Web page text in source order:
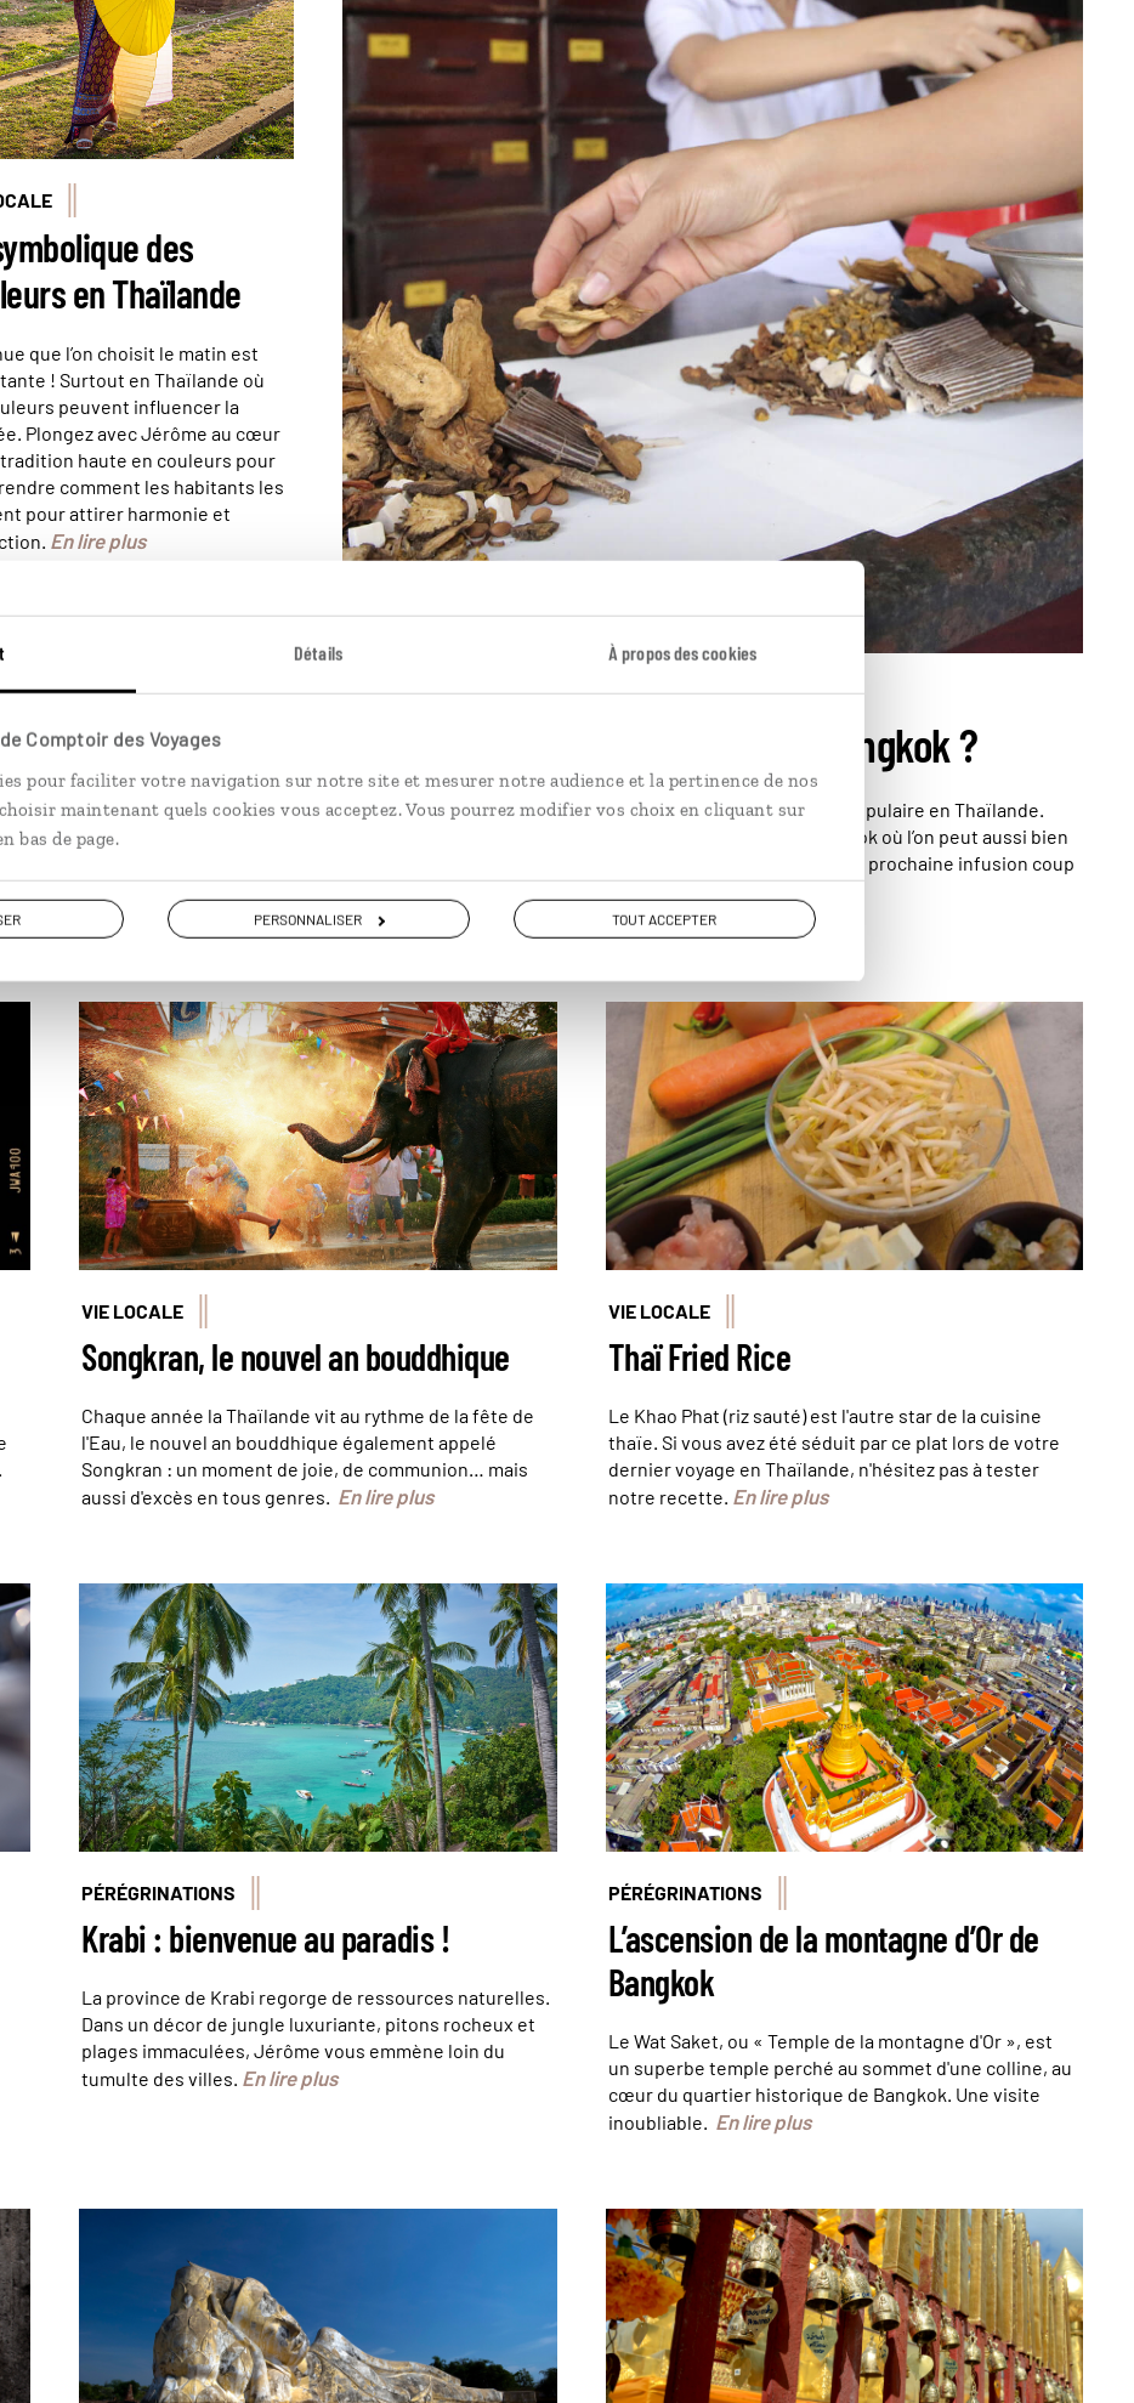
Détails À propos des cookies
Comptoir des Voyages
pour faciliter votre navigation sur notre site et mesurer notre audience et la pertinence de nos
maintenant quels cookies vous acceptez. Vous pourrez modifier vos choix en cliquant sur
bas de page.
PERSONNALISER TOUT ACCEPTER
des
en Thaïlande
que l’on choisit le matin est
! Surtout en Thaïlande où
peuvent influencer la
Plongez avec Jérôme au cœur
tradition haute en couleurs pour
comment les habitants les
pour attirer harmonie et
En lire plus
CARNET D'ADRESSES
Où tester la médecine thaïe à Bangkok ?
La médecine traditionnelle est une science millénaire très populaire en Thaïlande.
Jérôme vous emmène dans ses adresses préférées à Bangkok où l’on peut aussi bien
dénicher un remède pour un genou capricieux que trouver sa prochaine infusion coup
En lire plus
Même les éléphants participent à Songkran, le
nouvel an bouddhique !
duron12345/stock.adobe.com
VIE LOCALE
Songkran, le nouvel an bouddhique
Chaque année la Thaïlande vit au rythme de la fête de
l'Eau, le nouvel an bouddhique également appelé
Songkran : un moment de joie, de communion… mais
aussi d'excès en tous genres. En lire plus
VIE LOCALE
Thaï Fried Rice
Le Khao Phat (riz sauté) est l'autre star de la cuisine
thaïe. Si vous avez été séduit par ce plat lors de votre
dernier voyage en Thaïlande, n'hésitez pas à tester
notre recette. En lire plus
Koh Phi Phi - Thailande ©
ZoomTeam/stock.adobe.com
PÉRÉGRINATIONS
Krabi : bienvenue au paradis !
La province de Krabi regorge de ressources naturelles.
Dans un décor de jungle luxuriante, pitons rocheux et
plages immaculées, Jérôme vous emmène loin du
tumulte des villes. En lire plus
Vue aérienne du Mont d'Or ©OTT
PÉRÉGRINATIONS
L’ascension de la montagne d’Or de
Bangkok
Le Wat Saket, ou « Temple de la montagne d'Or », est
un superbe temple perché au sommet d'une colline, au
cœur du quartier historique de Bangkok. Une visite
inoubliable. En lire plus
© Jérôme Cartegini